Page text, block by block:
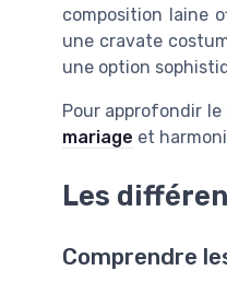
composition laine
une cravate
une option
Pour approfondir
mariage et
Les
Comprendre